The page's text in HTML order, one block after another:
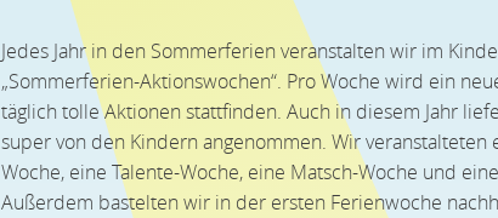
Jedes Jahr in den Sommerferien veranstalten wir im
„Sommerferien-Aktionswochen“. Pro Woche wird ein
täglich tolle Aktionen stattfinden. Auch in diesem Jahr
super von den Kindern angenommen. Wir
Woche, eine Talente-Woche, eine Matsch-Woche und
Außerdem bastelten wir in der ersten Ferienwoche